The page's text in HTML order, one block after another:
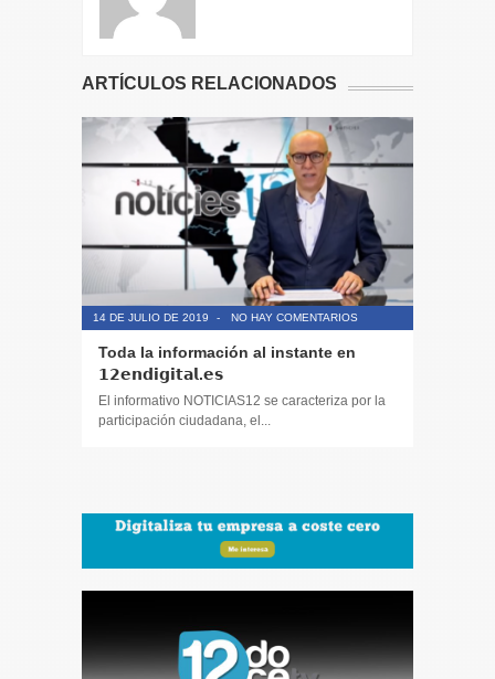
ARTÍCULOS RELACIONADOS
14 DE JULIO DE 2019 - NO HAY COMENTARIOS
Toda la información al instante en
𝟭𝟮𝗲𝗻𝗱𝗶𝗴𝗶𝘁𝗮𝗹.𝗲𝘀
El informativo NOTICIAS12 se caracteriza por la
participación ciudadana, el...